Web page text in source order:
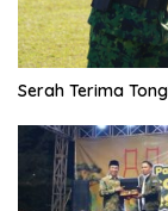
Serah Terima